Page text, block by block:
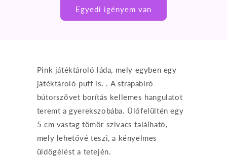
Egyedi igényem van
Pink játéktároló láda, mely egyben egy
játéktároló puff is. . A strapabíró
bútorszövet borítás kellemes hangulatot
teremt a gyerekszobába. Ülőfelültén egy
5 cm vastag tömör szivacs található,
mely lehetővé teszi, a kényelmes
üldögélést a tetején.